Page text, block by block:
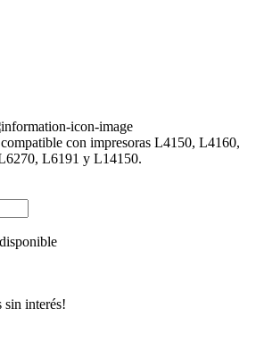
con impresoras L4150, L4160,
L6191 y L14150.
sin interés!